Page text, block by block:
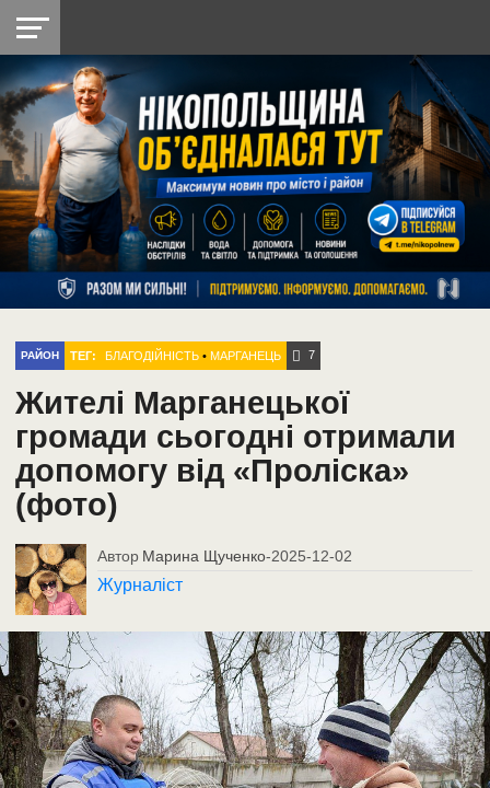
НІКОПОЛЬ
РАЙОН
СІЧЕСЛАВСЬКА
УКРАЇНА
РЕТРО
НІКОПОЛЬ
ЛАЙТ
УКРАЇНА
ДОПОМОГА
РАДІО
РАЙОН ТЕГ: БЛАГОДІЙНІСТЬ •МАРГАНЕЦЬ 7
Жителі Марганецької
громади сьогодні отримали
допомогу від «Проліска»
(фото)
Автор Марина Щученко-2025-12-02
Журналіст